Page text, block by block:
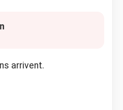
arrivent.